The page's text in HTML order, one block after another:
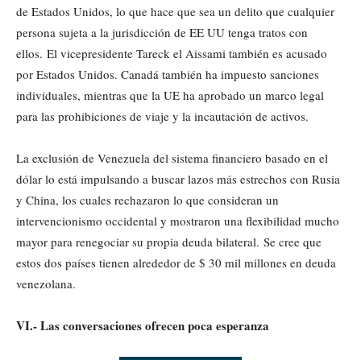
de Estados Unidos, lo que hace que sea un delito que cualquier
persona sujeta a la jurisdicción de EE UU tenga tratos con
ellos. El vicepresidente Tareck el Aissami también es acusado
por Estados Unidos. Canadá también ha impuesto sanciones
individuales, mientras que la UE ha aprobado un marco legal
para las prohibiciones de viaje y la incautación de activos.
La exclusión de Venezuela del sistema financiero basado en el
dólar lo está impulsando a buscar lazos más estrechos con Rusia
y China, los cuales rechazaron lo que consideran un
intervencionismo occidental y mostraron una flexibilidad mucho
mayor para renegociar su propia deuda bilateral. Se cree que
estos dos países tienen alrededor de $ 30 mil millones en deuda
venezolana.
VI.- Las conversaciones ofrecen poca esperanza